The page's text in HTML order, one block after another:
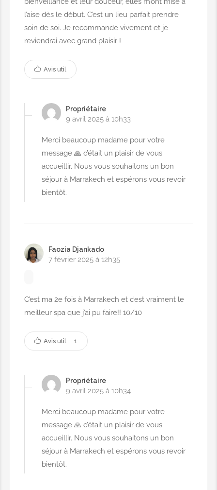
Faux ongles + Permanent
Pose vernis
COIFFURE
Brushing simple
TARGA
Je veux un transfert A/R de
Marrakech à Targa : 40€
l’aise dès le début. C’est un lieu parfait prendre
soin de soi. Je recommande vivement et je
reviendrai avec grand plaisir !
Avis util
Propriétaire
9 avril 2025 à 10h33
Merci beaucoup madame pour votre
message 🙏 c’était un plaisir de vous
accueillir. Nous vous souhaitons un bon
séjour à Marrakech et espérons vous revoir
bientôt.
Faozia Djankado
7 février 2025 à 12h35
C’est ma 2e fois à Marrakech et c’est vraiment le
meilleur spa que j’ai pu faire!! 10/10
Avis util 1
Propriétaire
9 avril 2025 à 10h34
Merci beaucoup madame pour votre
message 🙏 c’était un plaisir de vous
accueillir. Nous vous souhaitons un bon
séjour à Marrakech et espérons vous revoir
bientôt.